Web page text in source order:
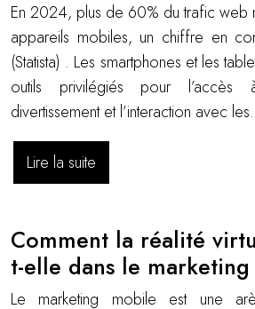
En 2024, plus de 60% du trafic web
appareils mobiles, un chiffre en
(Statista) . Les smartphones et les
outils privilégiés pour l’accès
divertissement et l’interaction avec
Lire la suite
Comment la réalité
t-elle dans le
Le marketing mobile est une